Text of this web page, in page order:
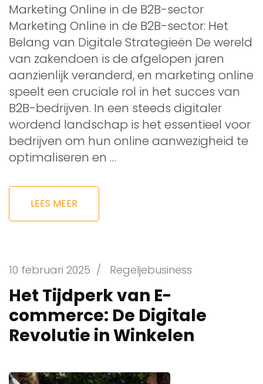
Marketing Online in de B2B-sector
Marketing Online in de B2B-sector: Het
Belang van Digitale Strategieën De wereld
van zakendoen is de afgelopen jaren
aanzienlijk veranderd, en marketing online
speelt een cruciale rol in het succes van
B2B-bedrijven. In een steeds digitaler
wordend landschap is het essentieel voor
bedrijven om hun online aanwezigheid te
optimaliseren en …
LEES MEER
10 februari 2025 / Regeljebusiness
Het Tijdperk van E-
commerce: De Digitale
Revolutie in Winkelen